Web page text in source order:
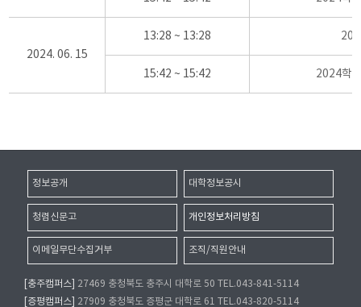
2024. 06. 15
13:28 ~ 13:28
15:42 ~ 15:42 2024학
정보공개 대학정보공시
청렴신문고 개인정보처리방침
이메일무단수집거부 조직/직원안내
[충주캠퍼스]
27469 충청북도 충주시 대학로 50 TEL.043-841-5114
[증평캠퍼스]
27909 충청북도 증평군 대학로 61 TEL.043-820-5114